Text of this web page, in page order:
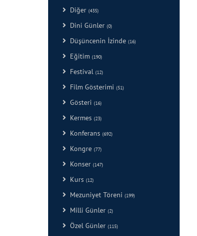
Diğer (435)
Dini Günler (0)
Düşüncenin İzinde (16)
Eğitim (190)
Festival (12)
Film Gösterimi (51)
Gösteri (16)
Kermes (23)
Konferans (692)
Kongre (77)
Konser (147)
Kurs (12)
Mezuniyet Töreni (199)
Milli Günler (2)
Özel Günler (115)